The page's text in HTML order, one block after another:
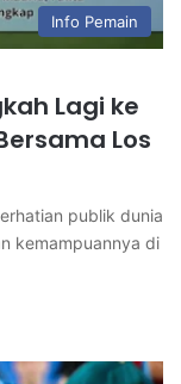
Info Pemain
Lagi ke
Los
publik dunia
kemampuannya di